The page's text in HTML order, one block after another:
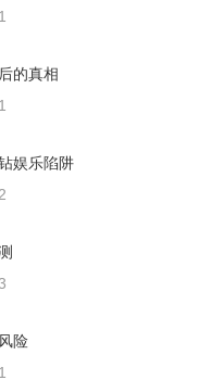
的真相
娱乐陷阱
险